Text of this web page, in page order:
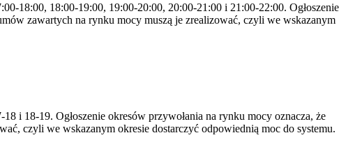
18:00, 18:00-19:00, 19:00-20:00, 20:00-21:00 i 21:00-22:00. Ogłoszenie
zawartych na rynku mocy muszą je zrealizować, czyli we wskazanym
i 18-19. Ogłoszenie okresów przywołania na rynku mocy oznacza, że
czyli we wskazanym okresie dostarczyć odpowiednią moc do systemu.